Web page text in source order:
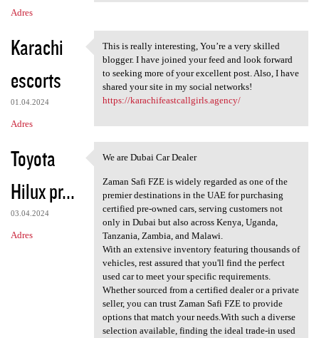
Adres
Karachi
escorts
01.04.2024
Adres
This is really interesting,
This is really interesting, You’re a very skilled
blogger. I have joined your feed and look forward
to seeking more of your excellent post. Also, I have
shared your site in my social networks!
https://karachifeastcallgirls.agency/
Toyota
Hilux pr...
03.04.2024
Adres
We are Dubai Car Dealer
We are Dubai Car Dealer
Zaman Safi FZE is widely regarded as one of the
premier destinations in the UAE for purchasing
certified pre-owned cars, serving customers not
only in Dubai but also across Kenya, Uganda,
Tanzania, Zambia, and Malawi.
With an extensive inventory featuring thousands of
vehicles, rest assured that you'll find the perfect
used car to meet your specific requirements.
Whether sourced from a certified dealer or a private
seller, you can trust Zaman Safi FZE to provide
options that match your needs.With such a diverse
selection available, finding the ideal trade-in used